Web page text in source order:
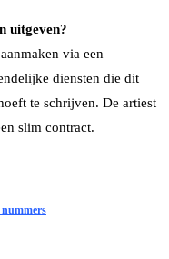
uitgeven?
via een
diensten die dit
te schrijven. De artiest
slim contract.